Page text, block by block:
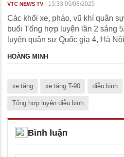
VTC NEWS TV 15:33 05/08/2025
Các khối xe, pháo, vũ khí quân
buổi Tổng hợp luyện lần 2 sáng
luyện quân sự Quốc gia 4, Hà
HOÀNG MINH
xe tăng xe tăng T-90 diễu binh
Tổng hợp luyện diễu binh
Bình luận